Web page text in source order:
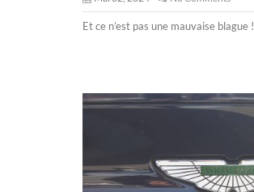
Et ce n’est pas une mauvaise blague !